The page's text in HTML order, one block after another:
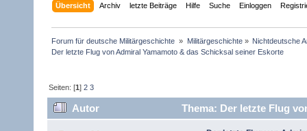
Übersicht Archiv letzte Beiträge Hilfe Suche Einloggen
Forum für deutsche Militärgeschichte » Militärgeschichte» Nichtdeutsche
Der letzte Flug von Admiral Yamamoto & das Schicksal seiner Eskorte
Seiten: [1]2 3
Autor
Thema: Der letzte Flug